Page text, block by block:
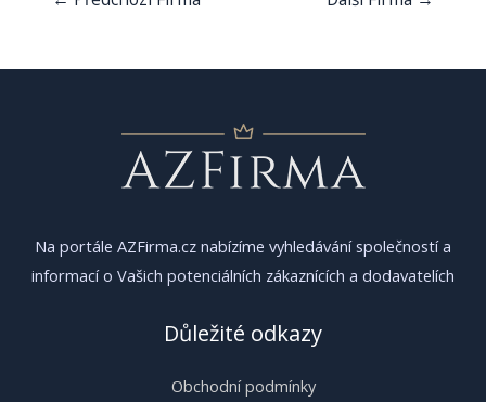
Na portále AZFirma.cz nabízíme vyhledávání společností a
informací o Vašich potenciálních zákaznících a dodavatelích
Důležité odkazy
Obchodní podmínky